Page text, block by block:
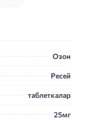
Озон
Ресей
таблеткалар
25мг